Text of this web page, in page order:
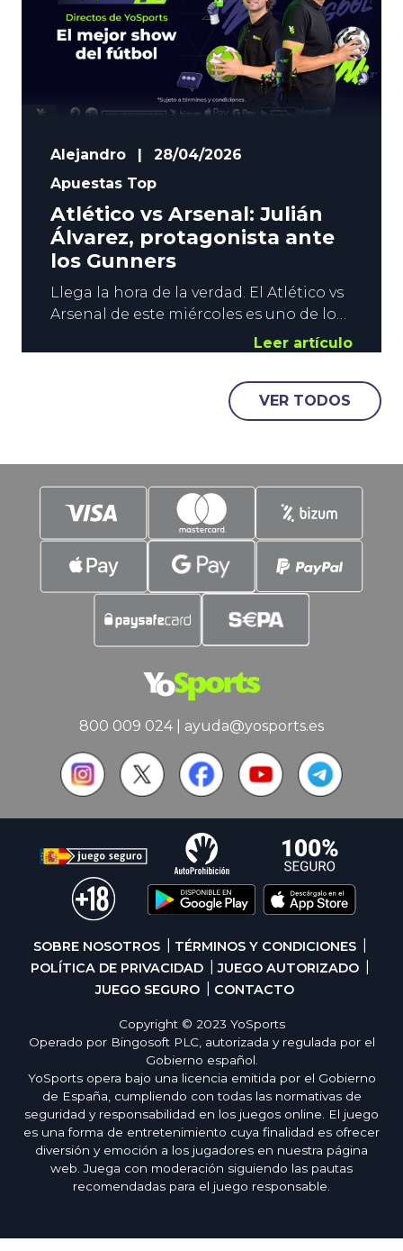
Alejandro
28/04/2026
Apuestas Top
Atlético vs Arsenal: Julián
Álvarez, protagonista ante
los Gunners
Llega la hora de la verdad. El Atlético vs
Arsenal de este miércoles es uno de los
grandes duelos de la temporada. El
primer asalto de las semifinales de
Champions va a ser espectacular, y
YoSports quiere estar presente con un
Mercado Especial con color rojiblanco y
Álvarez. Contenido: El
Leer artículo
VER TODOS
800 009 024| ayuda@yosports.es
SOBRE NOSOTROS
TÉRMINOS Y CONDICIONES
POLÍTICA DE PRIVACIDAD
JUEGO AUTORIZADO
JUEGO SEGURO
CONTACTO
Copyright © 2023 YoSports
Operado por Bingosoft PLC, autorizada y regulada por el
Gobierno español.
YoSports opera bajo una licencia emitida por el Gobierno
de España, cumpliendo con todas las normativas de
seguridad y responsabilidad en los juegos online. El juego
es una forma de entretenimiento cuya finalidad es ofrecer
diversión y emoción a los jugadores en nuestra página
web. Juega con moderación siguiendo las pautas
recomendadas para el juego responsable.